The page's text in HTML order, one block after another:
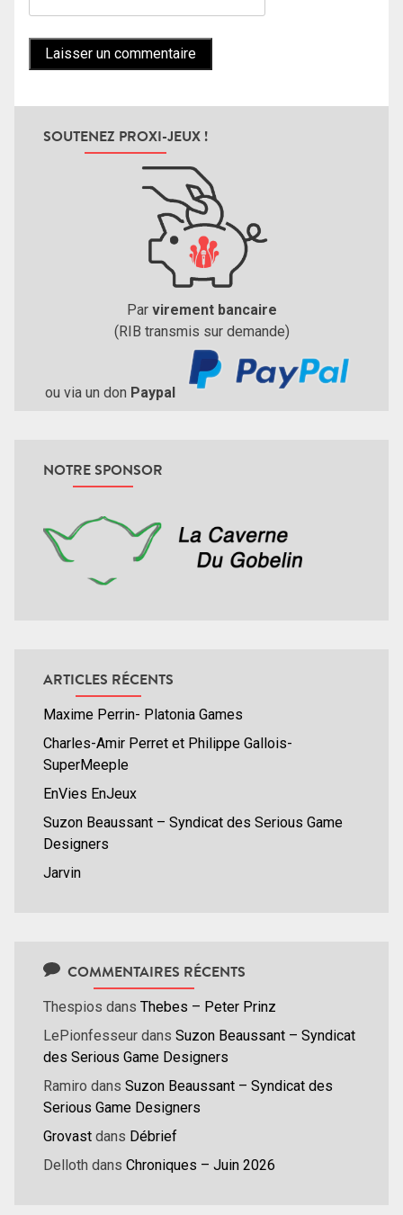
SOUTENEZ PROXI-JEUX !
Par virement bancaire
(RIB transmis sur demande)
ou via un don Paypal
NOTRE SPONSOR
ARTICLES RÉCENTS
Maxime Perrin- Platonia Games
Charles-Amir Perret et Philippe Gallois-
SuperMeeple
EnVies EnJeux
Suzon Beaussant – Syndicat des Serious Game
Designers
Jarvin
COMMENTAIRES RÉCENTS
Thespios dans Thebes – Peter Prinz
LePionfesseur dans Suzon Beaussant – Syndicat
des Serious Game Designers
Ramiro dans Suzon Beaussant – Syndicat des
Serious Game Designers
Grovast dans Débrief
Delloth dans Chroniques – Juin 2026